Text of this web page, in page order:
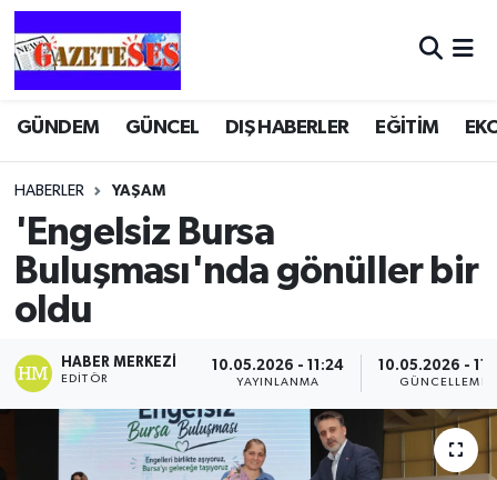
GÜNDEM GÜNCEL DIŞ HABERLER EĞİTİM
HABERLER YAŞAM
'Engelsiz Bursa
Buluşması'nda gönüller bir
oldu
HABER MERKEZI
EDITÖR
10.05.2026 - 11:24
YAYINLANMA
10.05.2026 -
GÜNCELLEME